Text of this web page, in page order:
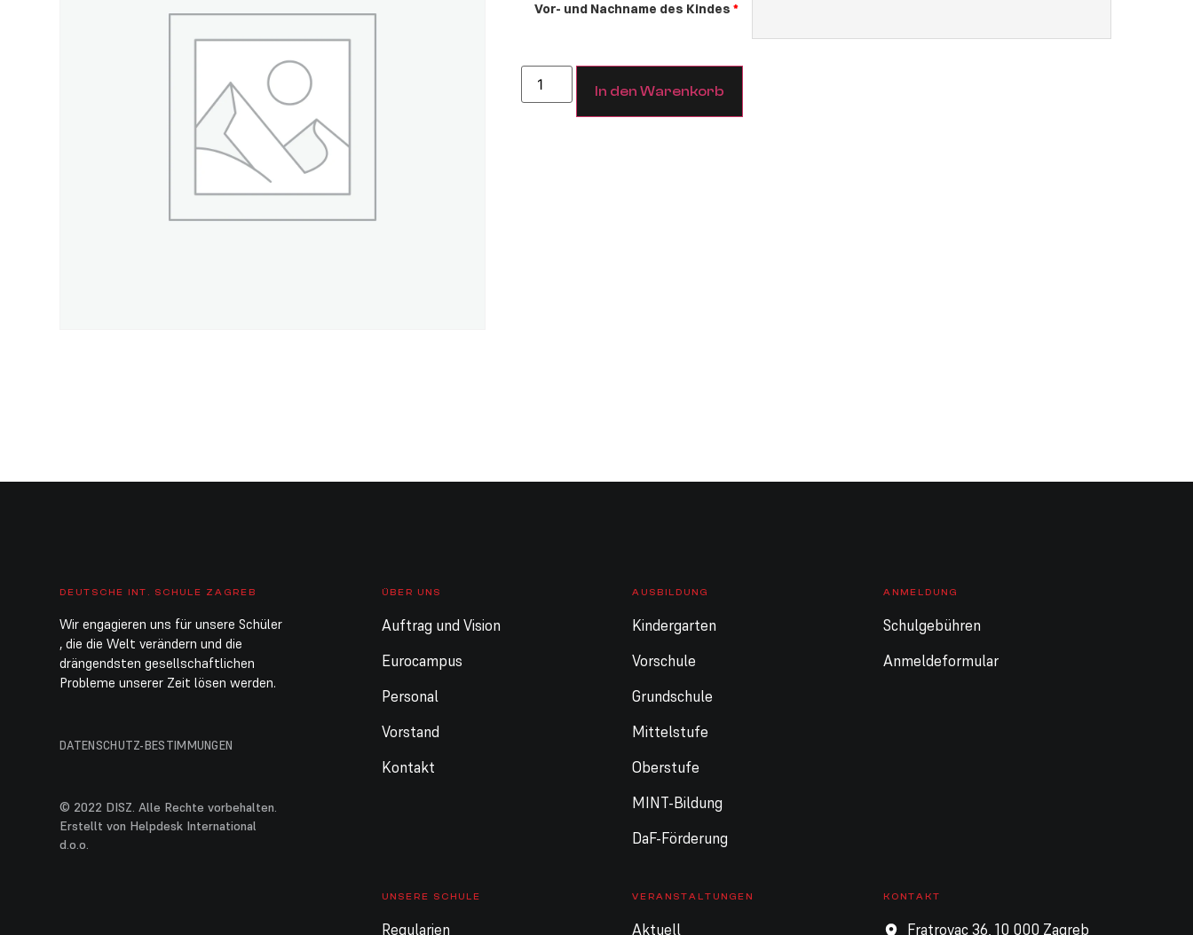
Vor- und Nachname des Kindes
In den Warenkorb
DEUTSCHE INT. SCHULE ZAGREB
Wir engagieren uns für unsere Schüler
, die die Welt verändern und die
drängendsten gesellschaftlichen
Probleme unserer Zeit lösen werden.
DATENSCHUTZ-BESTIMMUNGEN
© 2022 DISZ. Alle Rechte vorbehalten.
Erstellt von Helpdesk International
d.o.o.
ÜBER UNS
Auftrag und Vision
Eurocampus
Personal
Vorstand
Kontakt
AUSBILDUNG
Kindergarten
Vorschule
Grundschule
Mittelstufe
Oberstufe
MINT-Bildung
DaF-Förderung
ANMELDUNG
Schulgebühren
Anmeldeformular
UNSERE SCHULE
Regularien
VERANSTALTUNGEN
Aktuell
KONTAKT
Fratrovac 36, 10 000 Zagreb